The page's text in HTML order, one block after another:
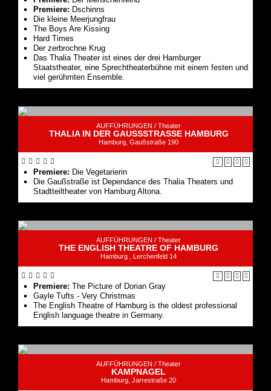
Premiere: Dschinns
Die kleine Meerjungfrau
The Boys Are Kissing
Hard Times
Der zerbrochne Krug
Das Thalia Theater ist eines der drei Hamburger
Staatstheater, eine Sprechtheaterbühne mit einem festen und
viel gerühmten Ensemble.
AUFFÜHRUNGEN / Theater
THALIA IN DER GAUSSSTRASSE HAMBURG
Hamburg, Gaußstraße 190
Premiere: Die Vegetarierin
Die Gaußstraße ist Dependance des Thalia Theaters und
Stadtteiltheater von Hamburg Altona.
AUFFÜHRUNGEN / Theater
THE ENGLISH THEATRE OF HAMBURG
Hamburg , Lerchenfeld 14
Premiere: The Picture of Dorian Gray
Gayle Tufts - Very Christmas
The English Theatre of Hamburg is the oldest professional
English language theatre in Germany.
AUFFÜHRUNGEN / Theater
KAMPNAGEL
Hamburg, Jarrestraße 20